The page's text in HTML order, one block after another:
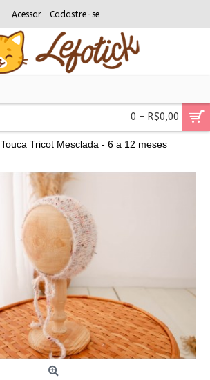
Acessar Cadastre-se
0 - R$0,00
Touca Tricot Mesclada - 6 a 12 meses